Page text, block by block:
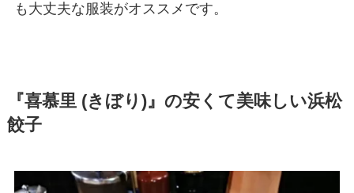
も大丈夫な服装がオススメです。
『喜慕里 (きぼり)』の安くて美味しい浜松
餃子